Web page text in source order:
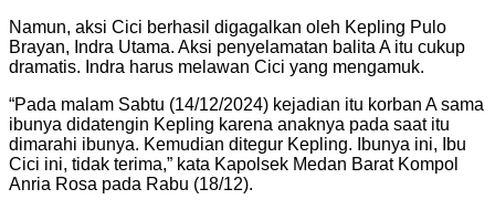
Namun, aksi Cici berhasil digagalkan oleh Kepling Pulo
Brayan, Indra Utama. Aksi penyelamatan balita A itu cukup
dramatis. Indra harus melawan Cici yang mengamuk.
“Pada malam Sabtu (14/12/2024) kejadian itu korban A sama
ibunya didatengin Kepling karena anaknya pada saat itu
dimarahi ibunya. Kemudian ditegur Kepling. Ibunya ini, Ibu
Cici ini, tidak terima,” kata Kapolsek Medan Barat Kompol
Anria Rosa pada Rabu (18/12).